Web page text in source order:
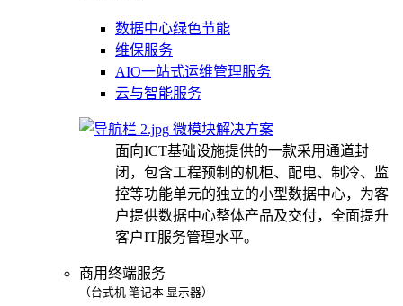
数据中心绿色节能
维保服务
AIO一站式运维管理服务
云与智能服务
微模块解决方案
面向ICT基础设施提供的一款采用通道封
闭，包含工程预制的机柜、配电、制冷、监
控等功能单元的独立的小型数据中心，为客
户提供数据中心整体产品及交付，全面提升
客户IT服务管理水平。
商用终端服务
（台式机 笔记本 显示器）